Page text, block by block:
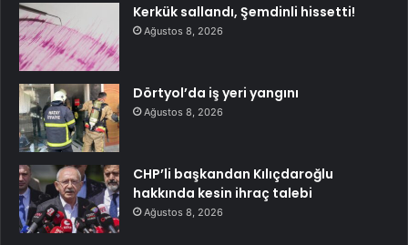
Kerkük sallandı, Şemdinli hissetti!
Ağustos 8, 2026
Dörtyol’da iş yeri yangını
Ağustos 8, 2026
CHP’li başkandan Kılıçdaroğlu
hakkında kesin ihraç talebi
Ağustos 8, 2026